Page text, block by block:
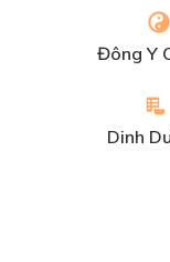
Đông Y
Dinh